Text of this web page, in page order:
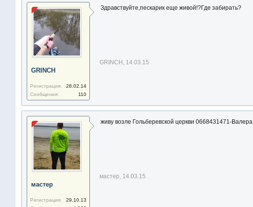
GRINCH
Регистрация:
28.02.14
Сообщения:
110
Здравствуйте,пескарик еще живой!?Где забирать?
GRINCH , 14.03.15
мастер
Регистрация:
29.10.13
живу возле Гольберевской церкви 0668431471-Валера
мастер, 14.03.15